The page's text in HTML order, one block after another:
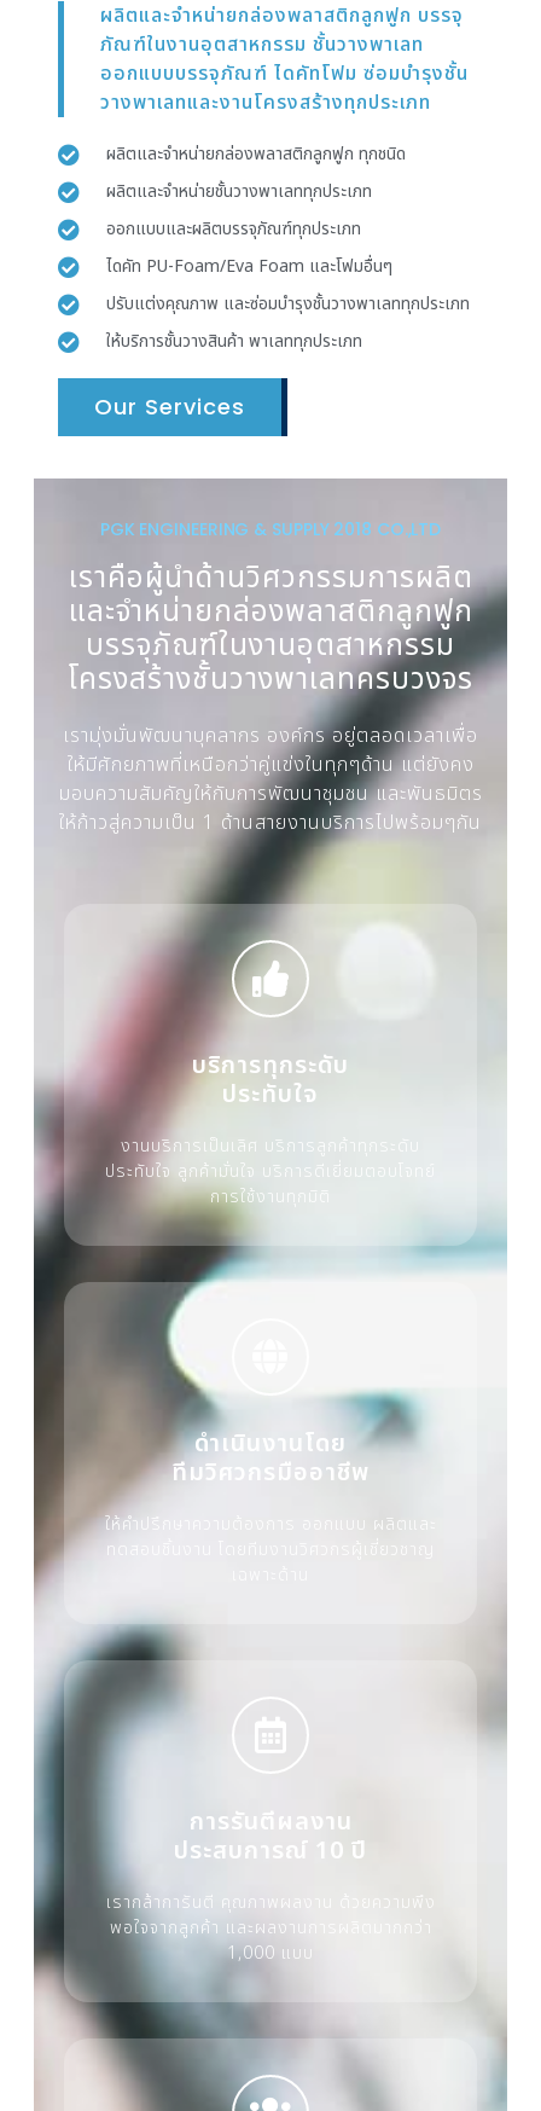
ผลิตและจำหน่ายกล่องพลาสติกลูกฟูก บรรจุ
ภัณฑ์ในงานอุตสาหกรรม ชั้นวางพาเลท
ออกแบบบรรจุภัณฑ์ ไดคัทโฟม ซ่อมบำรุงชั้น
วางพาเลทและงานโครงสร้างทุกประเภท
ผลิตและจำหน่ายกล่องพลาสติกลูกฟูก ทุกชนิด
ผลิตและจำหน่ายชั้นวางพาเลททุกประเภท
ออกแบบและผลิตบรรจุภัณฑ์ทุกประเภท
ไดคัท PU-Foam/Eva Foam และโฟมอื่นๆ
ปรับแต่งคุณภาพ และซ่อมบำรุงชั้นวางพาเลททุกประเภท
ให้บริการชั้นวางสินค้า พาเลททุกประเภท
Our Services
PGK ENGINEERING & SUPPLY 2018 CO.,LTD
เราคือผู้นำด้านวิศวกรรมการผลิต
และจำหน่ายกล่องพลาสติกลูกฟูก
บรรจุภัณฑ์ในงานอุตสาหกรรม
โครงสร้างชั้นวางพาเลทครบวงจร
เรามุ่งมั่นพัฒนาบุคลากร องค์กร อยู่ตลอดเวลาเพื่อ
ให้มีศักยภาพที่เหนือกว่าคู่แข่งในทุกๆด้าน แต่ยังคง
มอบความสัมคัญให้กับการพัฒนาชุมชน และพันธมิตร
ให้ก้าวสู่ความเป็น 1 ด้านสายงานบริการไปพร้อมๆกัน
บริการทุกระดับ
ประทับใจ
งานบริการเป็นเลิศ บริการลูกค้าทุกระดับ
ประทับใจ ลูกค้ามั่นใจ บริการดีเยี่ยมตอบโจทย์
การใช้งานทุกมิติ
ดำเนินงานโดย
ทีมวิศวกรมืออาชีพ
ให้คำปรึกษาความต้องการ ออกแบบ ผลิตและ
ทดสอบชิ้นงาน โดยทีมงานวิศวกรผู้เชี่ยวชาญ
การรันตีผลงาน
ประสบการณ์ 10 ปี
เรากล้าการันตี คุณภาพผลงาน ด้วยความพึง
พอใจจากลูกค้า และผลงานการผลิตมากกว่า
1,000 แบบ